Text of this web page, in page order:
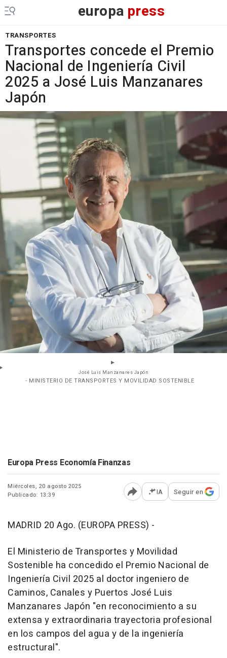
europa press
TRANSPORTES
Transportes concede el Premio
Nacional de Ingeniería Civil
2025 a José Luis Manzanares
Japón
José Luis Manzanares Japón
- MINISTERIO DE TRANSPORTES Y MOVILIDAD SOSTENIBLE
Europa Press Economía Finanzas
Miércoles, 20 agosto 2025
Publicado: 13:39
Abrir opciones para
IA Seguir en
MADRID 20 Ago. (EUROPA PRESS) -
El Ministerio de Transportes y Movilidad
Sostenible ha concedido el Premio Nacional de
Ingeniería Civil 2025 al doctor ingeniero de
Caminos, Canales y Puertos José Luis
Manzanares Japón "en reconocimiento a su
extensa y extraordinaria trayectoria profesional
en los campos del agua y de la ingeniería
estructural".